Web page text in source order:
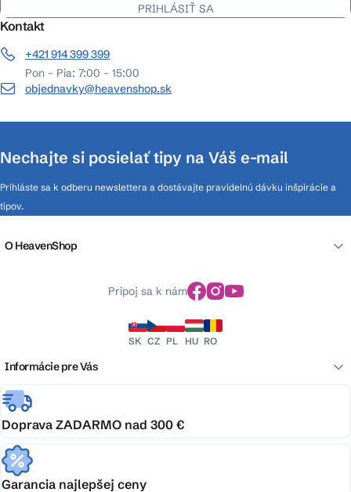
PRIHLÁSIŤ SA
Kontakt
+421 914 399 399
Pon - Pia: 7:00 - 15:00
objednavky@heavenshop.sk
Nechajte si posielať tipy na Váš e-mail
Prihláste sa k odberu newslettera a dostávajte pravidelnú dávku inšpirácie a
tipov.
O HeavenShop
Pripoj sa k nám
SK CZ PL HU RO
Informácie pre Vás
Doprava ZADARMO nad 300 €
Garancia najlepšej ceny